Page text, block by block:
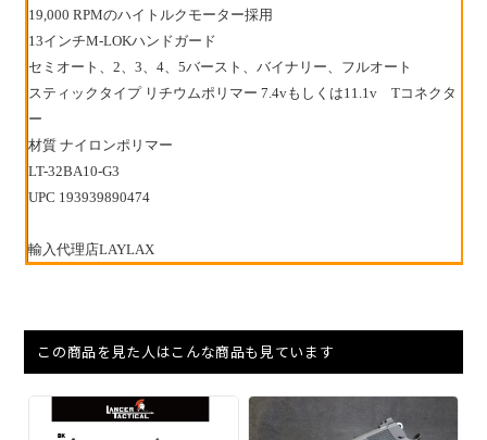
19,000 RPMのハイトルクモーター採用
13インチM-LOKハンドガード
セミオート、2、3、4、5バースト、バイナリー、フルオート
スティックタイプ リチウムポリマー 7.4vもしくは11.1v Tコネクタ
ー
材質 ナイロンポリマー
LT-32BA10-G3
UPC 193939890474
輸入代理店LAYLAX
この商品を見た人はこんな商品も見ています